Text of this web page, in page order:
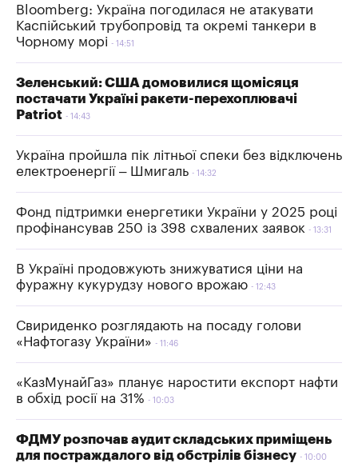
Bloomberg: Україна погодилася не атакувати
Каспійський трубопровід та окремі танкери в
Чорному морі
14:51
Зеленський: США домовилися щомісяця
постачати Україні ракети-перехоплювачі
Patriot
14:43
Україна пройшла пік літньої спеки без відключень
електроенергії – Шмигаль
14:32
Фонд підтримки енергетики України у 2025 році
профінансував 250 із 398 схвалених заявок
13:31
В Україні продовжують знижуватися ціни на
фуражну кукурудзу нового врожаю
12:43
Свириденко розглядають на посаду голови
«Нафтогазу України»
11:46
«КазМунайГаз» планує наростити експорт нафти
в обхід росії на 31%
10:03
ФДМУ розпочав аудит складських приміщень
для постраждалого від обстрілів бізнесу
10:00